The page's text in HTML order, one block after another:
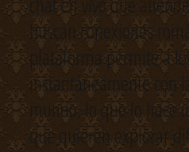
buscan conexiones
plataforma permite a
instantáneamente con
mundo, lo que lo hace
que quieren explorar